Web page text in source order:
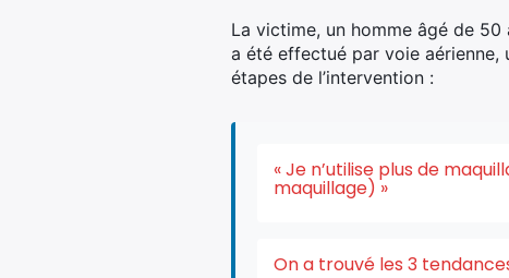
La victime, un homme âgé de
a été effectué par voie aérienne,
étapes de l’intervention :
« Je n’utilise plus de
maquillage) »
On a trouvé les 3